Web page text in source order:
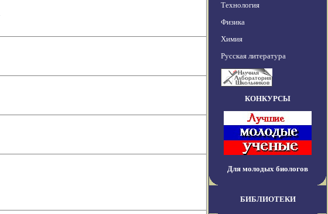
Технология
Физика
Химия
Русская литература
КОНКУРСЫ
Для молодых биологов
БИБЛИОТЕКИ